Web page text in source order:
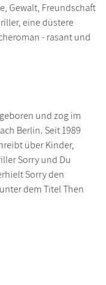
Gewalt, Freundschaft
eine düstere
- rasant und
und zog im
Berlin. Seit 1989
über Kinder,
Sorry und Du
Sorry den
dem Titel Then